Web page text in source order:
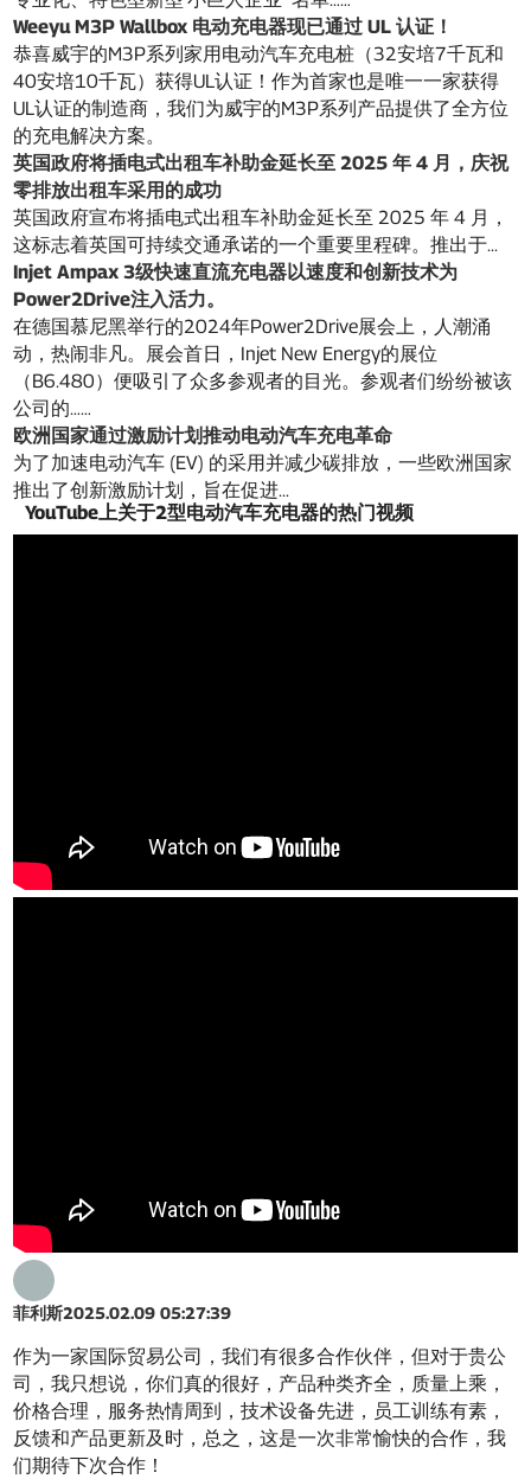
Weeyu M3P Wallbox 电动充电器现已通过 UL 认证！
恭喜威宇的M3P系列家用电动汽车充电桩（32安培7千瓦和
40安培10千瓦）获得UL认证！作为首家也是唯一一家获得
UL认证的制造商，我们为威宇的M3P系列产品提供了全方位
的充电解决方案。
英国政府将插电式出租车补助金延长至 2025 年 4 月，庆祝
零排放出租车采用的成功
英国政府宣布将插电式出租车补助金延长至 2025 年 4 月，
这标志着英国可持续交通承诺的一个重要里程碑。推出于...
Injet Ampax 3级快速直流充电器以速度和创新技术为
Power2Drive注入活力。
在德国慕尼黑举行的2024年Power2Drive展会上，人潮涌
动，热闹非凡。展会首日，Injet New Energy的展位
（B6.480）便吸引了众多参观者的目光。参观者们纷纷被该
公司的……
欧洲国家通过激励计划推动电动汽车充电革命
为了加速电动汽车 (EV) 的采用并减少碳排放，一些欧洲国家
推出了创新激励计划，旨在促进...
YouTube上关于2型电动汽车充电器的热门视频
菲利斯2025.02.09 05:27:39
作为一家国际贸易公司，我们有很多合作伙伴，但对于贵公
司，我只想说，你们真的很好，产品种类齐全，质量上乘，
价格合理，服务热情周到，技术设备先进，员工训练有素，
反馈和产品更新及时，总之，这是一次非常愉快的合作，我
们期待下次合作！